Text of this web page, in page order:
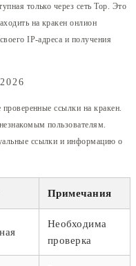
только через сеть Тор. Это
на кракен онлион
IP-адреса и получения
проверенные ссылки на кракен.
пользователям.
ссылки и информацию о
Примечания
Необходима
проверка